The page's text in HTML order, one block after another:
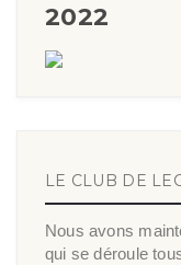
2022
LE CLUB DE
Nous avons
qui se déroule